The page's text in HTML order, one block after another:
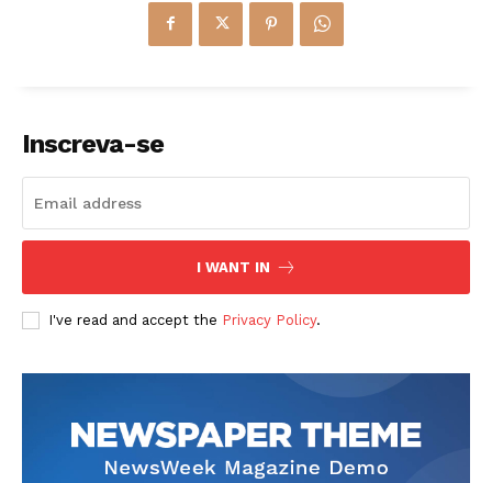
Inscreva-se
I WANT IN
I've read and accept the Privacy Policy.